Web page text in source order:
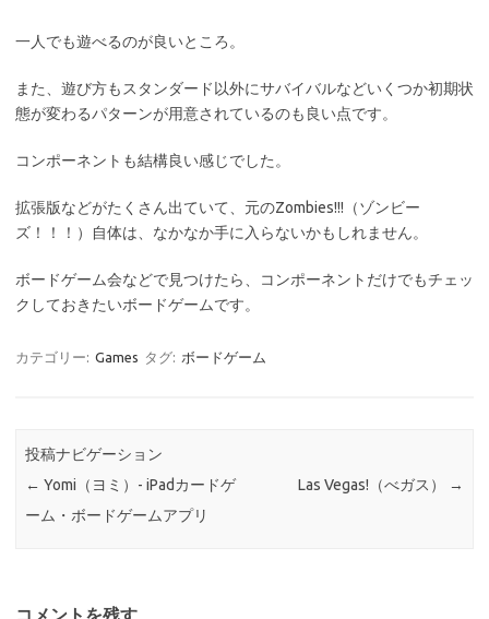
一人でも遊べるのが良いところ。
また、遊び方もスタンダード以外にサバイバルなどいくつか初期状
態が変わるパターンが用意されているのも良い点です。
コンポーネントも結構良い感じでした。
拡張版などがたくさん出ていて、元のZombies!!!（ゾンビー
ズ！！！）自体は、なかなか手に入らないかもしれません。
ボードゲーム会などで見つけたら、コンポーネントだけでもチェッ
クしておきたいボードゲームです。
カテゴリー: Games タグ: ボードゲーム
投稿ナビゲーション
← Yomi（ヨミ）- iPadカードゲ
ーム・ボードゲームアプリ
Las Vegas!（べガス） →
コメントを残す